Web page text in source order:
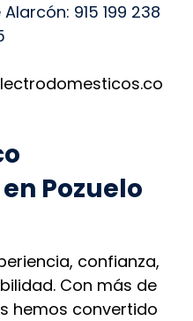
915 199 238
Pozuelo
confianza,
Con más de
hemos convertido